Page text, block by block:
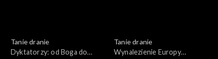
Tanie dranie
Dyktatorzy: od Boga do
Tanie dranie
Wynalezienie Europy